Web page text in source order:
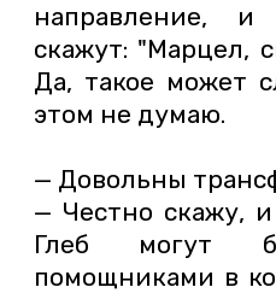
направление,
скажут: "Марцел,
Да, такое может
этом не думаю.
— Довольны
— Честно скажу,
Глеб могут
помощниками в